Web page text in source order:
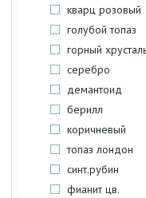
кварц розовый
голубой топаз
горный
серебро
демантоид
берилл
коричневый
топаз лондон
синт.рубин
фианит цв.